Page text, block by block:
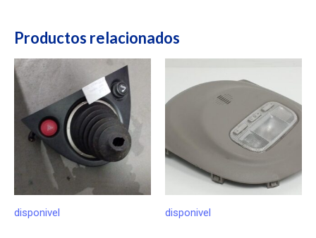
Productos relacionados
disponivel disponivel